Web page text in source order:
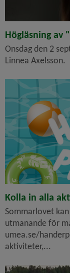
Högläsning av
Onsdag den 2
Linnea Axelsson.
Kolla in alla
Sommarlovet
utmanande för
umea.se/
aktiviteter,...